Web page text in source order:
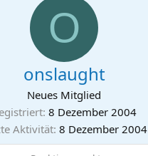
O
onslaught
Neues Mitglied
8 Dezember 2004
Aktivität 8 Dezember 2004